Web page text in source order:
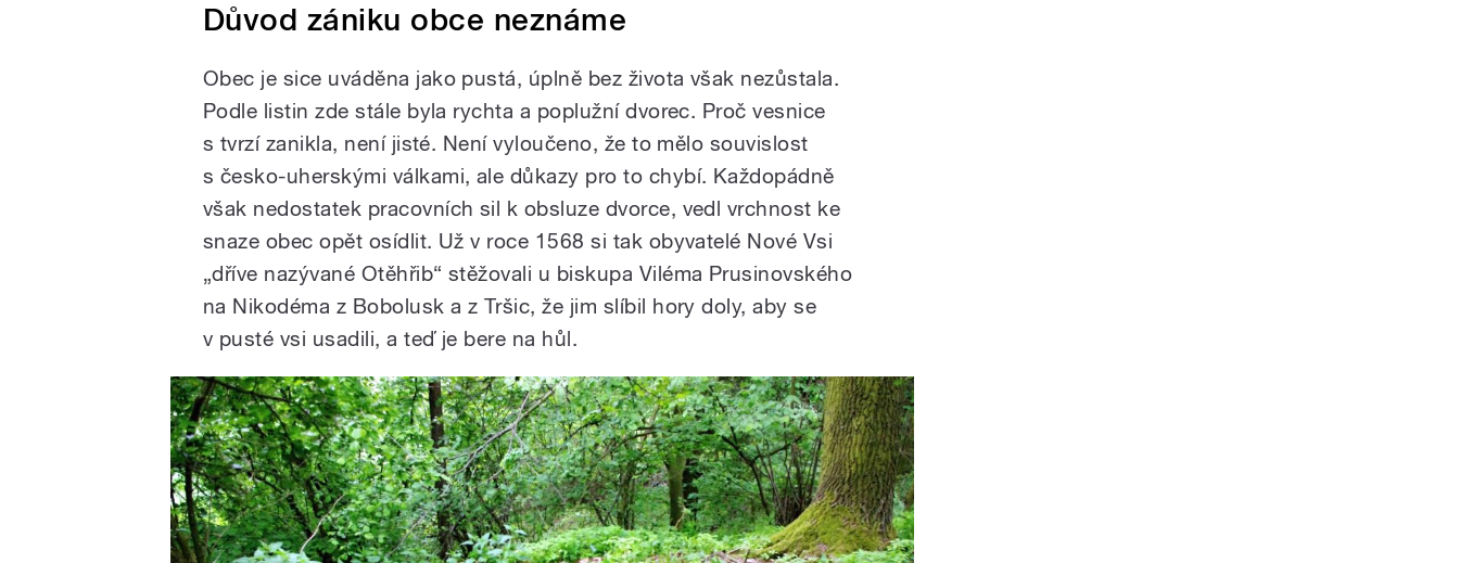
Důvod zániku obce neznáme
Obec je sice uváděna jako pustá, úplně bez života však nezůstala.
Podle listin zde stále byla rychta a poplužní dvorec. Proč vesnice
s tvrzí zanikla, není jisté. Není vyloučeno, že to mělo souvislost
s česko-uherskými válkami, ale důkazy pro to chybí. Každopádně
však nedostatek pracovních sil k obsluze dvorce, vedl vrchnost ke
snaze obec opět osídlit. Už v roce 1568 si tak obyvatelé Nové Vsi
„dříve nazývané Otěhřib“ stěžovali u biskupa Viléma Prusinovského
na Nikodéma z Bobolusk a z Tršic, že jim slíbil hory doly, aby se
v pusté vsi usadili, a teď je bere na hůl.